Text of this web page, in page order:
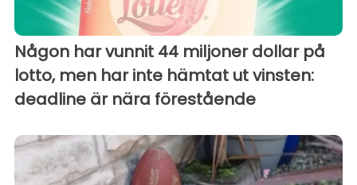
Någon har vunnit 44 miljoner dollar på
lotto, men har inte hämtat ut vinsten:
deadline är nära förestående